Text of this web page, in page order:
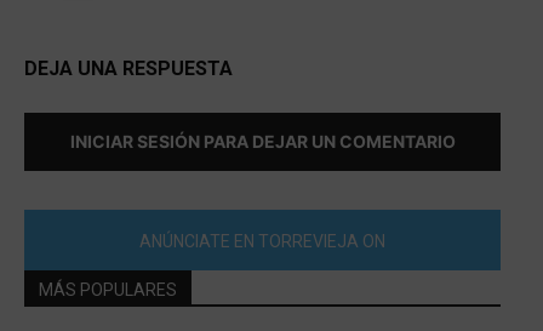
DEJA UNA RESPUESTA
INICIAR SESIÓN PARA DEJAR UN COMENTARIO
ANÚNCIATE EN TORREVIEJA ON
MÁS POPULARES